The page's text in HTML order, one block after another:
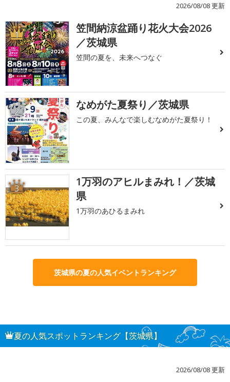
2026/08/08 更新
1
笠間納涼盆踊り花火大会2026
／茨城県
笠間の夏を、未来へつなぐ
2 なめがた夏祭り／茨城県
この夏、みんなで楽しむなめがた夏祭り！
3
1万羽のアヒルまみれ！／茨城
県
1万羽のあひるまみれ
茨城県の夏の人気イベントランキング
夏の人気スポットランキング【茨城県】
2026/08/08 更新